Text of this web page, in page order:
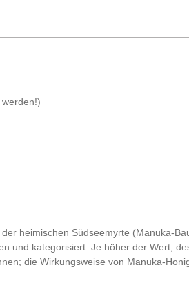
heimischen Südseemyrte (Manuka-
und kategorisiert: Je höher der Wert,
die Wirkungsweise von Manuka-